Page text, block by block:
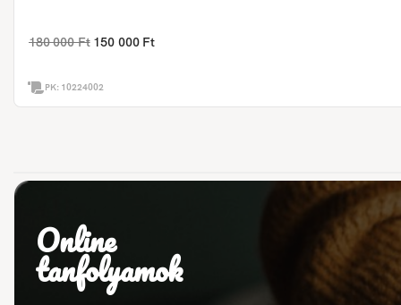
180 000 Ft 150 000 Ft
PK: 10224002
Online
tanfolyamok